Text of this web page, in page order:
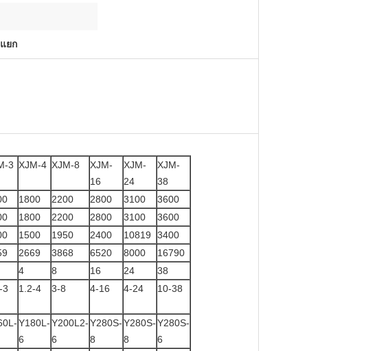
ยก
3 XJM-4 XJM-8
XJM-
16
XJM-
24
XJM-
38
1800 2200 2800 3100
3600
1800 2200 2800 3100
3600
1500 1950 2400 10819
3400
2669 3868 6520 8000
16790
4 8 16 24
38
3 1.2-4 3-8 4-16 4-24 10-38
Y180L-
6
Y200L2-
6
Y280S-
8
Y280S-
8
Y280S-
6